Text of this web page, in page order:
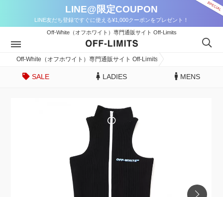
LINE@限定COUPON
LINE友だち登録ですぐに使える¥1,000クーポンをプレゼント！
Off-White（オフホワイト）専門通販サイト Off-Limits
Off-White（オフホワイト）専門通販サイト Off-Limits
SALE LADIES MENS